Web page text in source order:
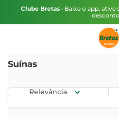
Clube Bretas • Baixe o app,
Suínas
Relevância